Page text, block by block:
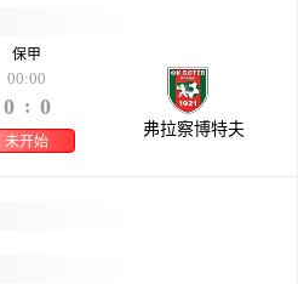
未开始
00:00
保甲
0 : 0
弗拉察博特夫